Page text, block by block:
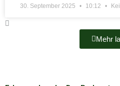
30. September 2025 10:12
Mehr